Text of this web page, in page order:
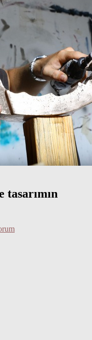
tasarımın